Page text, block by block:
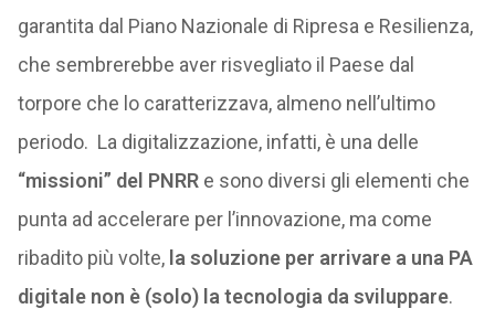
garantita dal Piano Nazionale di Ripresa e Resilienza,
che sembrerebbe aver risvegliato il Paese dal
torpore che lo caratterizzava, almeno nell’ultimo
periodo. La digitalizzazione, infatti, è una delle
“missioni” del PNRRe sono diversi gli elementi che
punta ad accelerare per l’innovazione, ma come
ribadito più volte, la soluzione per arrivare a una PA
digitale non è (solo) la tecnologia da sviluppare.